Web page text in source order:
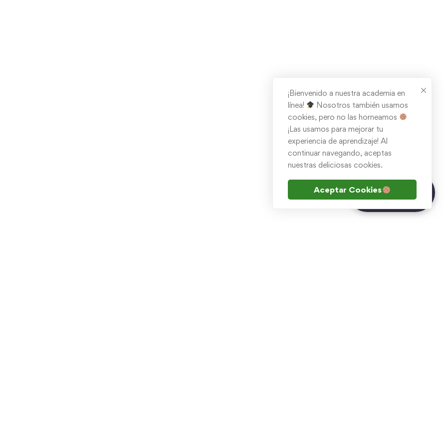
¿Tienes dudas?
Chatea con Inna
¡Bienvenido a nuestra academia en
línea!
Nosotros también usamos
cookies, pero no las horneamos
¡Las usamos para mejorar tu
experiencia de aprendizaje! Al
continuar navegando, aceptas
nuestras deliciosas cookies.
Aceptar Cookies